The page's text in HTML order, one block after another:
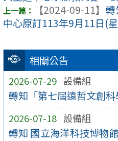
相關公告
2026-07-29 設備組
轉知「第七屆遠哲文創
2026-07-18 設備組
轉知 國立海洋科技博物
【2024-09-11】
中心原訂113年9月11日(